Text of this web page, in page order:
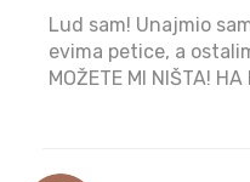
Lud sam! Unajmio
evima petice, a
MOŽETE MI NIŠTA!